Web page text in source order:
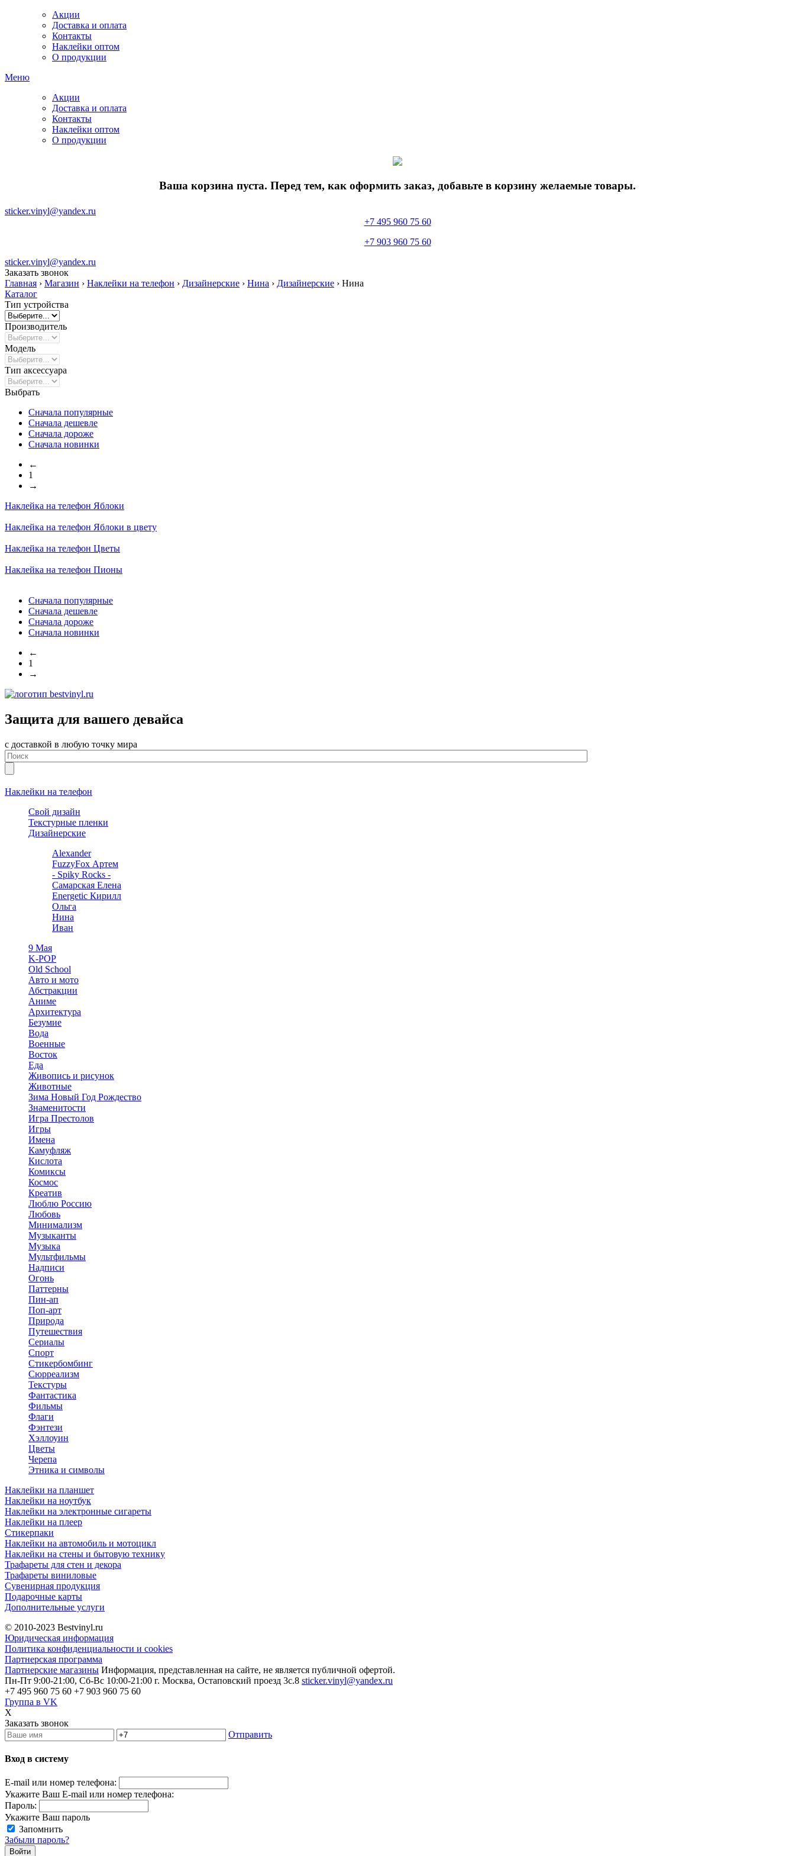
Акции
Доставка и оплата
Контакты
Наклейки оптом
О продукции
Меню
Акции
Доставка и оплата
Контакты
Наклейки оптом
О продукции
Ваша корзина пуста. Перед тем, как оформить заказ, добавьте в корзину желаемые товары.
sticker.vinyl@yandex.ru
+7 495 960 75 60
+7 903 960 75 60
sticker.vinyl@yandex.ru
Заказать звонок
Главная › Магазин › Наклейки на телефон › Дизайнерские › Нина › Дизайнерские › Нина
Каталог
Тип устройства
Производитель
Модель
Тип аксессуара
Выбрать
Сначала популярные
Сначала дешевле
Сначала дороже
Сначала новинки
←
1
→
Наклейка на телефон Яблоки
Наклейка на телефон Яблоки в цвету
Наклейка на телефон Цветы
Наклейка на телефон Пионы
Сначала популярные
Сначала дешевле
Сначала дороже
Сначала новинки
←
1
→
Защита для вашего девайса
с доставкой в любую точку мира
Наклейки на телефон
Свой дизайн
Текстурные пленки
Дизайнерские
Alexander
FuzzyFox Артем
- Spiky Rocks -
Самарская Елена
Energetic Кирилл
Ольга
Нина
Иван
9 Мая
K-POP
Old School
Авто и мото
Абстракции
Аниме
Архитектура
Безумие
Вода
Военные
Восток
Еда
Живопись и рисунок
Животные
Зима Новый Год Рождество
Знаменитости
Игра Престолов
Игры
Имена
Камуфляж
Кислота
Комиксы
Космос
Креатив
Люблю Россию
Любовь
Минимализм
Музыканты
Музыка
Мультфильмы
Надписи
Огонь
Паттерны
Пин-ап
Поп-арт
Природа
Путешествия
Сериалы
Спорт
Стикербомбинг
Сюрреализм
Текстуры
Фантастика
Фильмы
Флаги
Фэнтези
Хэллоуин
Цветы
Черепа
Этника и символы
Наклейки на планшет
Наклейки на ноутбук
Наклейки на электронные сигареты
Наклейки на плеер
Стикерпаки
Наклейки на автомобиль и мотоцикл
Наклейки на стены и бытовую технику
Трафареты для стен и декора
Трафареты виниловые
Сувенирная продукция
Подарочные карты
Дополнительные услуги
© 2010-2023 Bestvinyl.ru
Юридическая информация
Политика конфиденциальности и cookies
Партнерская программа
Партнерские магазины Информация, представленная на сайте, не является публичной офертой.
Пн-Пт 9:00-21:00, Сб-Вс 10:00-21:00 г. Москва, Остаповский проезд 3с.8 sticker.vinyl@yandex.ru
+7 495 960 75 60 +7 903 960 75 60
Группа в VK
X
Заказать звонок
Отправить
Вход в систему
E-mail или номер телефона:
Укажите Ваш E-mail или номер телефона:
Пароль:
Укажите Ваш пароль
Запомнить
Забыли пароль?